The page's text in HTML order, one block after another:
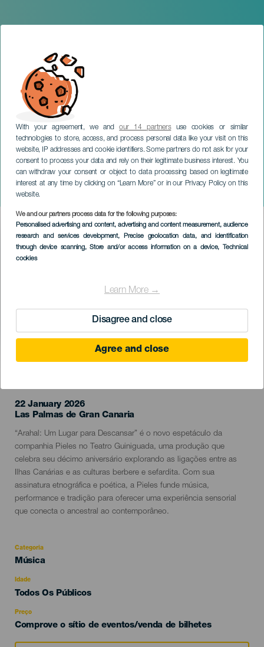
With your agreement, we andour 14 partnersuse cookies or similar
technologies to store, access, and process personal data like your visit on this
website, IP addresses and cookie identifiers. Some partners do not ask for your
consent to process your data and rely on their legitimate business interest. You
can withdraw your consent or object to data processing based on legitimate
interest at any time by clicking on “Learn More” or in our Privacy Policy on this
website.
We and our partners process data for the following purposes:
Personalised advertising and content, advertising and content measurement, audience
research and services development, Precise geolocation data, and identification
through device scanning, Store and/or access information on a device, Technical
cookies
Learn More →
Disagree and close
Agree and close
Arahal: Um Lugar para
Descansar
GRÃ-CANÁRIA
Imagen
Listado
22 January 2026
Localidad
Las Palmas de Gran Canaria
Descripción
del
evento
“Arahal: Um Lugar para Descansar” é o novo espetáculo da
companhia Pieles no Teatro Guiniguada, uma produção que
celebra seu décimo aniversário explorando as ligações entre as
Ilhas Canárias e as culturas berbere e sefardita. Com sua
assinatura etnográfica e poética, a Pieles funde música,
performance e tradição para oferecer uma experiência sensorial
que conecta o ancestral ao contemporâneo.
Categoria
Categoría
evento
Música
Idade
Edad
Todos Os Públicos
Preço
Comprove o sítio de eventos/venda de bilhetes